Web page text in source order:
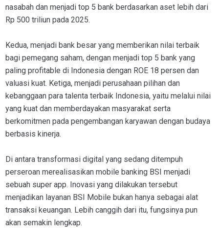
nasabah dan menjadi top 5 bank berdasarkan aset lebih dari
Rp 500 triliun pada 2025.
Kedua, menjadi bank besar yang memberikan nilai terbaik
bagi pemegang saham, dengan menjadi top 5 bank yang
paling profitable di Indonesia dengan ROE 18 persen dan
valuasi kuat. Ketiga, menjadi perusahaan pilihan dan
kebanggaan para talenta terbaik Indonesia, yaitu melalui nilai
yang kuat dan memberdayakan masyarakat serta
berkomitmen pada pengembangan karyawan dengan budaya
berbasis kinerja.
Di antara transformasi digital yang sedang ditempuh
perseroan merealisasikan mobile banking BSI menjadi
sebuah super app. Inovasi yang dilakukan tersebut
menjadikan layanan BSI Mobile bukan hanya sebagai alat
transaksi keuangan. Lebih canggih dari itu, fungsinya pun
akan semakin lengkap.